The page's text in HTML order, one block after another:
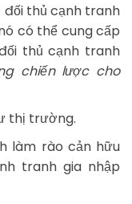
đối thủ cạnh tranh
có thể cung cấp
thủ cạnh tranh
chiến lược cho
thị trường.
làm rào cản hữu
tranh gia nhập